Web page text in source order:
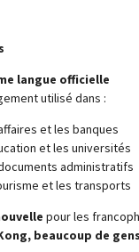
langue officielle
utilisé dans :
et les banques
et les universités
administratifs
et les transports
pour les
beaucoup de